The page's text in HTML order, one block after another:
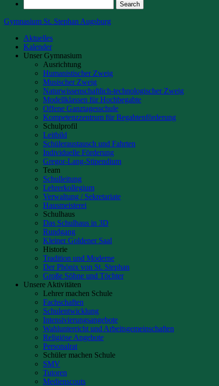
Gymnasium St. Stephan Augsburg
Aktuelles
Kalender
Unser Gymnasium
Ausrichtung
Humanistischer Zweig
Musischer Zweig
Naturwissenschaftlich-technologischer Zweig
Modellklassen für Hochbegabte
Offene Ganztagesschule
Kompetenzzentrum für Begabtenförderung
Schulprofil
Leitbild
Schüleraustausch und Fahrten
Individuelle Förderung
Gregor-Lang-Stipendium
Team
Schulleitung
Lehrerkollegium
Verwaltung / Sekretariate
Hausmeisterei
Schulhaus
Das Schulhaus in 3D
Rundgang
Kleiner Goldener Saal
Historie
Tradition und Moderne
Der Phönix von St. Stephan
Große Söhne und Töchter
Unsere Aktivitäten
Lehrer machen Schule
Fachschaften
Schulentwicklung
Intensivierungsangebote
Wahlunterricht und Arbeitsgemeinschaften
Religiöse Angebote
Personalrat
Schüler machen Schule
SMV
Tutoren
Medienscouts